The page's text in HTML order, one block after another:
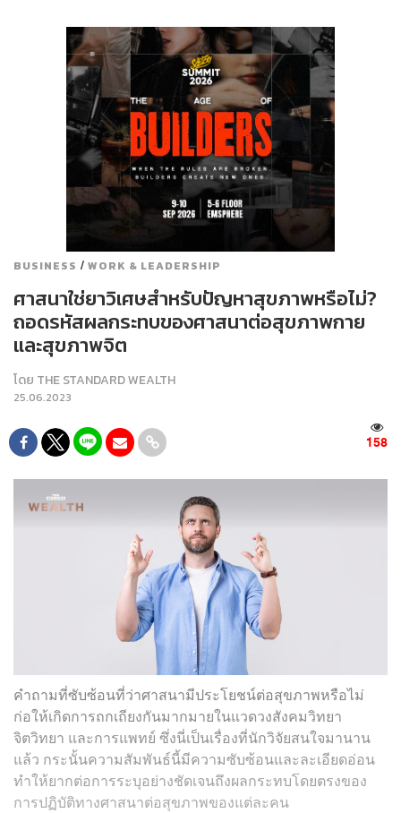
BUSINESS / WORK & LEADERSHIP
ศาสนาใช่ยาวิเศษสำหรับปัญหาสุขภาพหรือไม่?
ถอดรหัสผลกระทบของศาสนาต่อสุขภาพกาย
และสุขภาพจิต
โดย THE STANDARD WEALTH
25.06.2023
158
คำถามที่ซับซ้อนที่ว่าศาสนามีประโยชน์ต่อสุขภาพหรือไม่
ก่อให้เกิดการถกเถียงกันมากมายในแวดวงสังคมวิทยา
จิตวิทยา และการแพทย์ ซึ่งนี่เป็นเรื่องที่นักวิจัยสนใจมานาน
แล้ว กระนั้นความสัมพันธ์นี้มีความซับซ้อนและละเอียดอ่อน
ทำให้ยากต่อการระบุอย่างชัดเจนถึงผลกระทบโดยตรงของ
การปฏิบัติทางศาสนาต่อสุขภาพของแต่ละคน